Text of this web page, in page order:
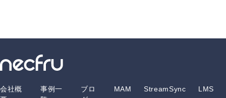
会社概
事例一
ブロ
MAM StreamSync LMS